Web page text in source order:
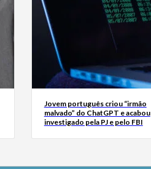
Jovem português criou “irmão
malvado” do ChatGPT e acabou
investigado pela PJ e pelo FBI